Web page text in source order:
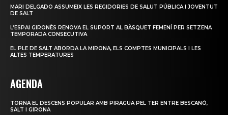
MARI DELGADO ASSUMEIX LES REGIDORIES DE SALUT PÚBLICA I JOVENTUT
DE SALT
L’ESPAI GIRONÈS RENOVA EL SUPORT AL BÀSQUET FEMENÍ PER SETZENA
TEMPORADA CONSECUTIVA
EL PLE DE SALT ABORDA LA MIRONA, ELS COMPTES MUNICIPALS I LES
ALTES TEMPERATURES
AGENDA
TORNA EL DESCENS POPULAR AMB PIRAGUA PEL TER ENTRE BESCANÓ,
SALT I GIRONA